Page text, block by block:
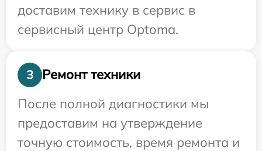
доставим технику в сервис в
сервисный центр Optoma.
3
Ремонт техники
После полной диагностики мы
предоставим на утверждение
точную стоимость, время ремонта и